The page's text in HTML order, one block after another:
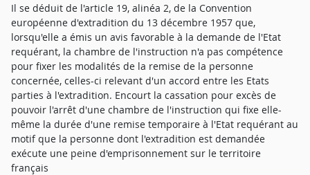
Il se déduit de l'article 19, alinéa 2, de la Convention
européenne d'extradition du 13 décembre 1957 que,
lorsqu'elle a émis un avis favorable à la demande de l'Etat
requérant, la chambre de l'instruction n'a pas compétence
pour fixer les modalités de la remise de la personne
concernée, celles-ci relevant d'un accord entre les Etats
parties à l'extradition. Encourt la cassation pour excès de
pouvoir l'arrêt d'une chambre de l'instruction qui fixe elle-
même la durée d'une remise temporaire à l'Etat requérant au
motif que la personne dont l'extradition est demandée
exécute une peine d'emprisonnement sur le territoire
français